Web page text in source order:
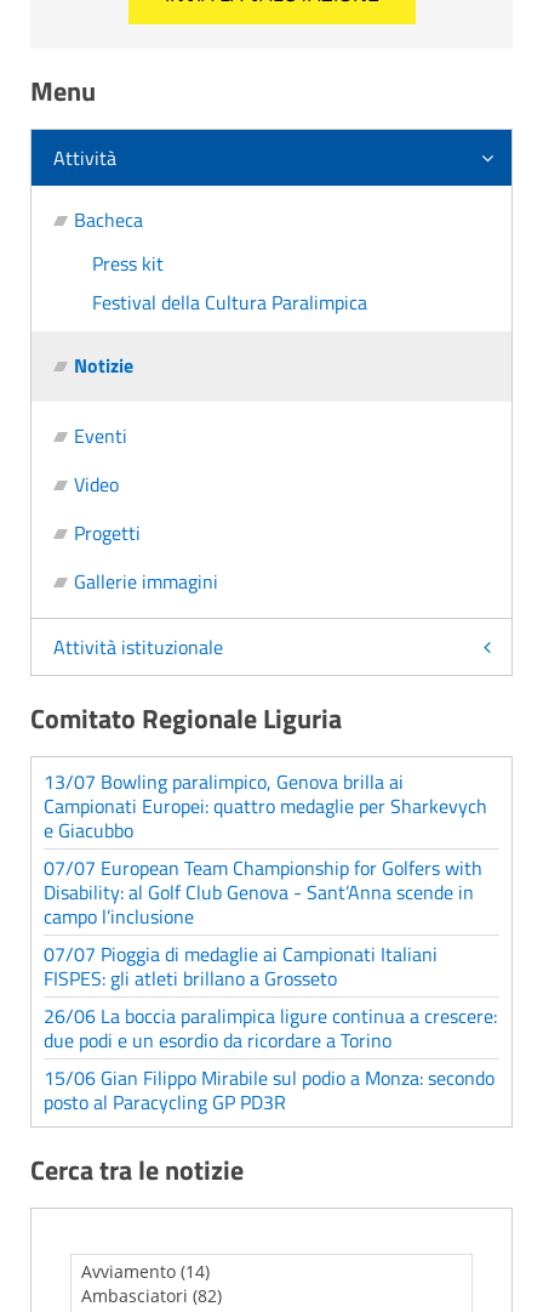
Menu
Attività
Bacheca
Press kit
Festival della Cultura Paralimpica
Notizie
Eventi
Video
Progetti
Gallerie immagini
Attività istituzionale
Comitato Regionale Liguria
13/07 Bowling paralimpico, Genova brilla ai
Campionati Europei: quattro medaglie per Sharkevych
e Giacubbo
07/07 European Team Championship for Golfers with
Disability: al Golf Club Genova - Sant’Anna scende in
campo l’inclusione
07/07 Pioggia di medaglie ai Campionati Italiani
FISPES: gli atleti brillano a Grosseto
26/06 La boccia paralimpica ligure continua a crescere:
due podi e un esordio da ricordare a Torino
15/06 Gian Filippo Mirabile sul podio a Monza: secondo
posto al Paracycling GP PD3R
Cerca tra le notizie